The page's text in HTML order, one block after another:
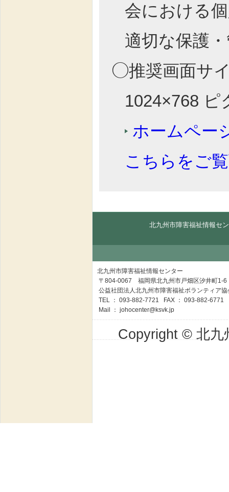
会における
適切な保護
◯推奨画面サ
1024×768 ピ
ホームペー
こちらをご
北九州市障害福祉情報セ
北九州市障害福祉情報センター
〒804-0067 福岡県北九州市戸畑区汐井町1-
公益社団法人北九州市障害福祉ボランティア協
TEL ： 093-882-7721 FAX ： 093-882-6771
Mail ： johocenter@ksvk.jp
Copyright © 北九